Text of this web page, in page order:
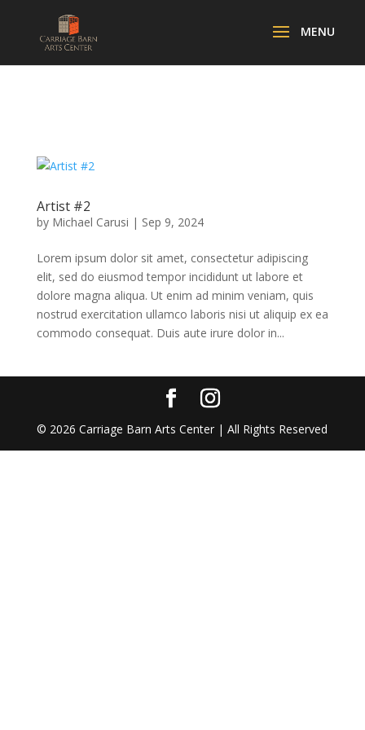
Artist #2
by Michael Carusi | Sep 9, 2024
Lorem ipsum dolor sit amet, consectetur adipiscing
elit, sed do eiusmod tempor incididunt ut labore et
dolore magna aliqua. Ut enim ad minim veniam, quis
nostrud exercitation ullamco laboris nisi ut aliquip ex ea
commodo consequat. Duis aute irure dolor in...
© 2026 Carriage Barn Arts Center | All Rights Reserved